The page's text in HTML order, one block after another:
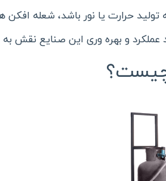
حرارت یا نور باشد، شعله افکن
عملکرد و بهره وری این صنایع نقش به